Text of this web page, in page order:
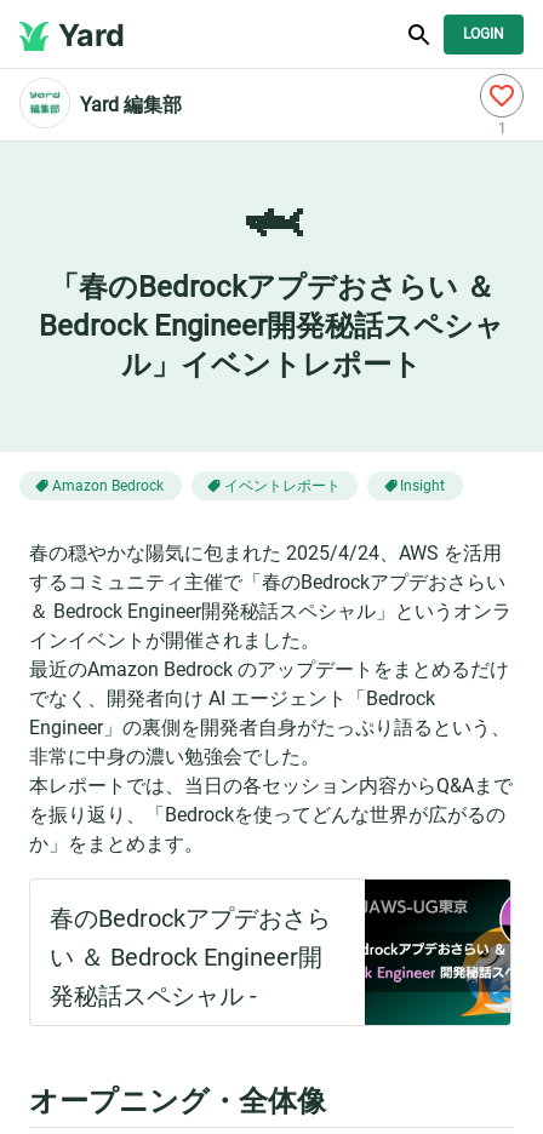
Yard LOGIN
Yard 編集部
1
🦈
「春のBedrockアプデおさらい ＆
Bedrock Engineer開発秘話スペシャ
ル」イベントレポート
Amazon Bedrock イベントレポート Insight
春の穏やかな陽気に包まれた 2025/4/24、AWS を活用
するコミュニティ主催で「春のBedrockアプデおさらい
＆ Bedrock Engineer開発秘話スペシャル」というオンラ
インイベントが開催されました。
最近のAmazon Bedrock のアップデートをまとめるだけ
でなく、開発者向け AI エージェント「Bedrock
Engineer」の裏側を開発者自身がたっぷり語るという、
非常に中身の濃い勉強会でした。
本レポートでは、当日の各セッション内容からQ&Aまで
を振り返り、「Bedrockを使ってどんな世界が広がるの
か」をまとめます。
オープニング・全体像